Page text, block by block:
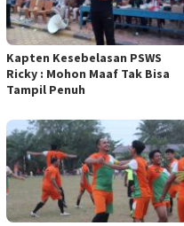
Kapten Kesebelasan PSWS
Ricky : Mohon Maaf Tak Bisa
Tampil Penuh